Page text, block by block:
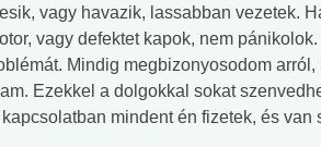
vagy havazik, lassabban vezetek.
vagy defektet kapok, nem
Mindig megbizonyosodom
Ezekkel a dolgokkal sokat
mindent én fizetek, és van